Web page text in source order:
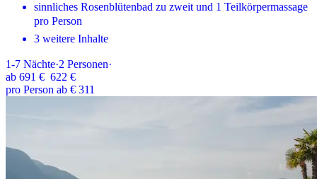
sinnliches Rosenblütenbad zu zweit und 1 Teilkörpermassage
pro Person
3 weitere Inhalte
1-7 Nächte·2 Personen·
ab 691 € 622 €
pro Person ab € 311